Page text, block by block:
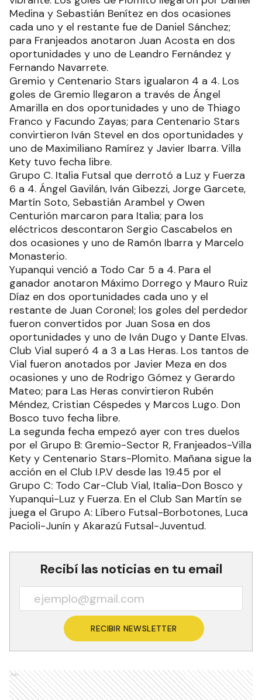
Ríos. El que tuvo fecha libre fue Juventud.
Grupo B. Sector R comenzó con victoria 5 a 4
ante FTA Futsal. Los goles de Sector R fueron
anotados por Mauro Patiño en tres ocasiones y
uno de Kevin y Antonio Urbieta; para FTA Futsal lo
hicieron Fabián Barrios, Gonzalo Traghetti y
Marcos González.
Plomito venció a Franjeados 5 a 4 en un cotejo
vibrante. Los goles de Plomito llegaron por Daniel
Medina y Sebastián Benítez en dos ocasiones
cada uno y el restante fue de Daniel Sánchez;
para Franjeados anotaron Juan Acosta en dos
oportunidades y uno de Leandro Fernández y
Fernando Navarrete.
Gremio y Centenario Stars igualaron 4 a 4. Los
goles de Gremio llegaron a través de Ángel
Amarilla en dos oportunidades y uno de Thiago
Franco y Facundo Zayas; para Centenario Stars
convirtieron Iván Stevel en dos oportunidades y
uno de Maximiliano Ramírez y Javier Ibarra. Villa
Kety tuvo fecha libre.
Grupo C. Italia Futsal que derrotó a Luz y Fuerza
6 a 4. Ángel Gavilán, Iván Gibezzi, Jorge Garcete,
Martín Soto, Sebastián Arambel y Owen
Centurión marcaron para Italia; para los
eléctricos descontaron Sergio Cascabelos en
dos ocasiones y uno de Ramón Ibarra y Marcelo
Monasterio.
Yupanqui venció a Todo Car 5 a 4. Para el
ganador anotaron Máximo Dorrego y Mauro Ruiz
Díaz en dos oportunidades cada uno y el
restante de Juan Coronel; los goles del perdedor
fueron convertidos por Juan Sosa en dos
oportunidades y uno de Iván Dugo y Dante Elvas.
Club Vial superó 4 a 3 a Las Heras. Los tantos de
Vial fueron anotados por Javier Meza en dos
ocasiones y uno de Rodrigo Gómez y Gerardo
Mateo; para Las Heras convirtieron Rubén
Méndez, Cristian Céspedes y Marcos Lugo. Don
La segunda fecha empezó ayer con tres duelos
por el Grupo B: Gremio-Sector R, Franjeados-Villa
acción en el Club I.P.V desde las 19.45 por el
Grupo C: Todo Car-Club Vial, Italia-Don Bosco y
Yupanqui-Luz y Fuerza. En el Club San Martín se
juega el Grupo A: Líbero Futsal-Borbotones, Luca
Pacioli-Junín y Akarazú Futsal-Juventud.
Recibí las noticias en tu email